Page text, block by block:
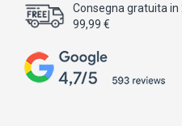
Consegna gratuita
99,99 €